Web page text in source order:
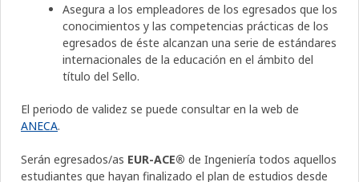
Asegura a los empleadores de los egresados que los
conocimientos y las competencias prácticas de los
egresados de éste alcanzan una serie de estándares
internacionales de la educación en el ámbito del
título del Sello.
El periodo de validez se puede consultar en la web de
ANECA.
Serán egresados/as EUR-ACE® de Ingeniería todos aquellos
estudiantes que hayan finalizado el plan de estudios desde